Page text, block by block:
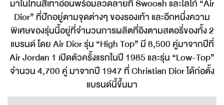
มาในโทนสีเทาอ่อนพร้อมลวดลายที่ Swoosh และโลโก้ “Air
Dior” ที่ปักอยู่ตามจุดต่างๆ ของรองเท้า และอีกหนึ่งความ
พิเศษของรุ่นนี้อยู่ที่จำนวนการผลิตที่อิงตามสตอรี่ของทั้ง 2
แบรนด์ โดย Air Dior รุ่น “High Top” มี 8,500 คู่มาจากปีที่
Air Jordan 1 เปิดตัวครั้งแรกในปี 1985 และรุ่น “Low-Top”
จำนวน 4,700 คู่ มาจากปี 1947 ที่ Christian Dior ได้ก่อตั้ง
แบรนด์นี้ขึ้นมา